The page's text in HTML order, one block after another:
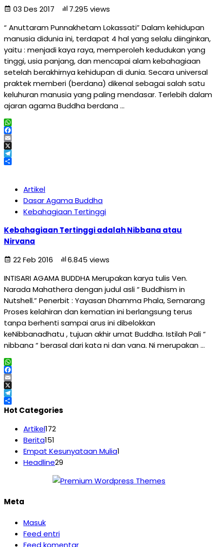
03 Des 2017
7.295 views
“ Anuttaram Punnakhetam Lokassati” Dalam kehidupan
manusia didunia ini, terdapat 4 hal yang selalu diinginkan,
yaitu : menjadi kaya raya, memperoleh kedudukan yang
tinggi, usia panjang, dan mencapai alam kebahagiaan
setelah berakhirnya kehidupan di dunia. Secara universal
praktek memberi (berdana) dikenal sebagai salah satu
keluhuran manusia yang paling mendasar. Terlebih dalam
ajaran agama Buddha berdana …
WhatsApp
Facebook
Email
X
Telegram
Artikel
Dasar Agama Buddha
Kebahagiaan Tertinggi
Kebahagiaan Tertinggi adalah Nibbana atau
Nirvana
22 Feb 2016
6.845 views
INTISARI AGAMA BUDDHA Merupakan karya tulis Ven.
Narada Mahathera dengan judul asli “ Buddhism in
Nutshell.” Penerbit : Yayasan Dhamma Phala, Semarang
Proses kelahiran dan kematian ini berlangsung terus
tanpa berhenti sampai arus ini dibelokkan
keNibbanadhatu , tujuan akhir umat Buddha. Istilah Pali “
nibbana “ berasal dari kata ni dan vana. Ni merupakan …
WhatsApp
Facebook
Email
X
Telegram
Share
Hot Categories
Artikel172
Berita151
Empat Kesunyataan Mulia1
Headline29
Meta
Masuk
Feed entri
Feed komentar